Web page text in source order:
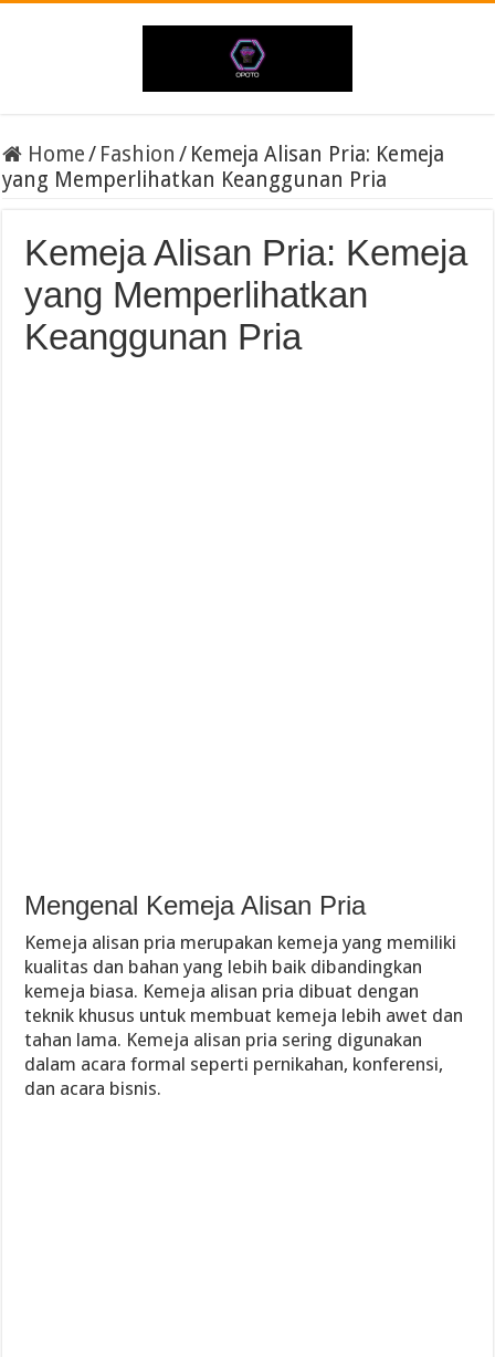
Home/ Fashion / Kemeja Alisan Pria: Kemeja
yang Memperlihatkan Keanggunan Pria
Kemeja Alisan Pria: Kemeja
yang Memperlihatkan
Keanggunan Pria
Mengenal Kemeja Alisan Pria
Kemeja alisan pria merupakan kemeja yang memiliki
kualitas dan bahan yang lebih baik dibandingkan
kemeja biasa. Kemeja alisan pria dibuat dengan
teknik khusus untuk membuat kemeja lebih awet dan
tahan lama. Kemeja alisan pria sering digunakan
dalam acara formal seperti pernikahan, konferensi,
dan acara bisnis.